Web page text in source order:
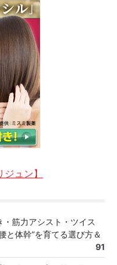
ュン】
・筋力アシスト・ツイス
と体幹”を育てる選び方＆
91